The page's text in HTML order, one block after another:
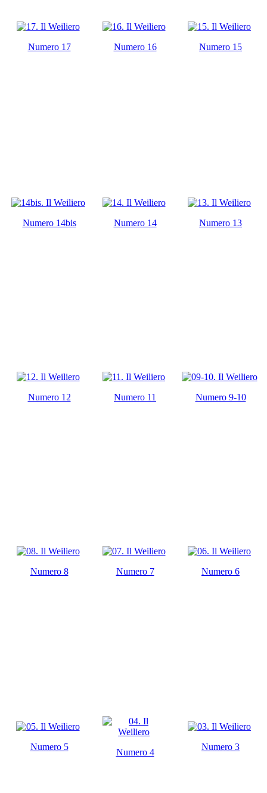
Numero 17 Numero 16 Numero 15
Numero 14bis Numero 14 Numero 13
Numero 12 Numero 11 Numero 9-10
Numero 8 Numero 7 Numero 6
Numero 5
Numero 4
Numero 3